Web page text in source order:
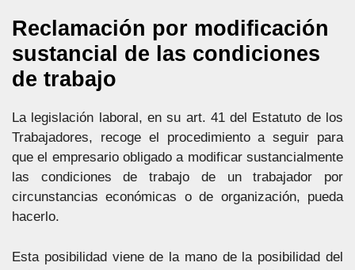
Reclamación por modificación
sustancial de las condiciones
de trabajo
La legislación laboral, en su art. 41 del Estatuto de los
Trabajadores, recoge el procedimiento a seguir para
que el empresario obligado a modificar sustancialmente
las condiciones de trabajo de un trabajador por
circunstancias económicas o de organización, pueda
hacerlo.
Esta posibilidad viene de la mano de la posibilidad del